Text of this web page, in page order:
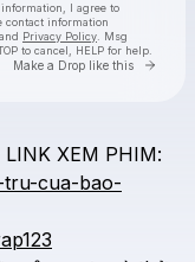
I agree to
contact information
and Privacy Policy . Msg
to cancel, HELP for help.
Make a Drop like this Go
LINK XEM PHIM:
tru-cua-bao-